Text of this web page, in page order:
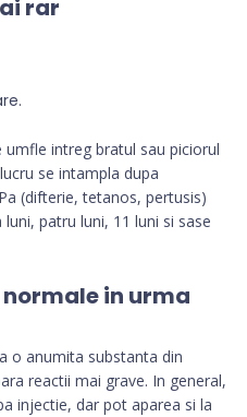
rar
umfle intreg bratul sau piciorul
se intampla dupa
(difterie, tetanos, pertusis)
patru luni, 11 luni si sase
in urma
o anumita substanta din
reactii mai grave. In general,
injectie, dar pot aparea si la